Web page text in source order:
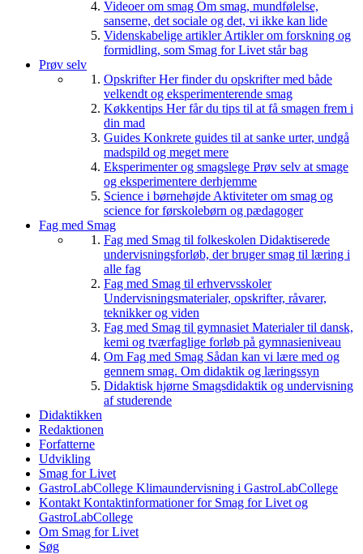
Videoer om smag Om smag, mundfølelse,
sanserne, det sociale og det, vi ikke kan lide
Videnskabelige artiklerArtikler om forskning og
formidling, som Smag for Livet står bag
Prøv selv
OpskrifterHer finder du opskrifter med både
velkendt og eksperimenterende smag
Køkkentips Her får du tips til at få smagen frem i
din mad
Guides Konkrete guides til at sanke urter, undgå
madspild og meget mere
Eksperimenter og smagslege Prøv selv at smage
og eksperimentere derhjemme
Science i børnehøjde Aktiviteter om smag og
science for førskolebørn og pædagoger
Fag med Smag
Fag med Smag til folkeskolen Didaktiserede
undervisningsforløb, der bruger smag til læring i
alle fag
Fag med Smag til erhvervsskoler
Undervisningsmaterialer, opskrifter, råvarer,
teknikker og viden
Fag med Smag til gymnasiet Materialer til dansk,
kemi og tværfaglige forløb på gymnasieniveau
Om Fag med Smag Sådan kan vi lære med og
gennem smag. Om didaktik og læringssyn
Didaktisk hjørne Smagsdidaktik og undervisning
af studerende
Didaktikken
Redaktionen
Forfatterne
Udvikling
Smag for Livet
GastroLabCollege Klimaundervisning i GastroLabCollege
Kontakt Kontaktinformationer for Smag for Livet og
GastroLabCollege
Om Smag for Livet
Søg